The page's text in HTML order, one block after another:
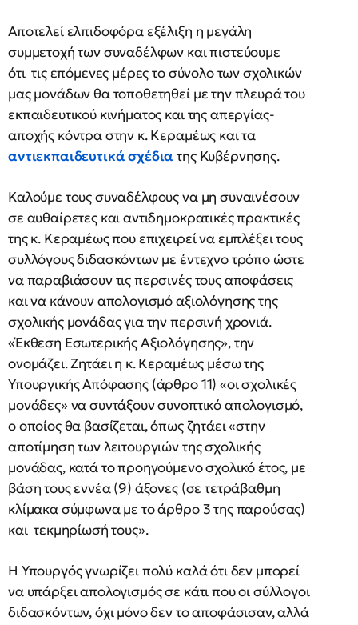
Αποτελεί ελπιδοφόρα εξέλιξη η μεγάλη
συμμετοχή των συναδέλφων και πιστεύουμε
ότι τις επόμενες μέρες το σύνολο των σχολικών
μας μονάδων θα τοποθετηθεί με την πλευρά του
εκπαιδευτικού κινήματος και της απεργίας-
αποχής κόντρα στην κ. Κεραμέως και τα
αντιεκπαιδευτικά σχέδια της Κυβέρνησης.
Καλούμε τους συναδέλφους να μη συναινέσουν
σε αυθαίρετες και αντιδημοκρατικές πρακτικές
της κ. Κεραμέως που επιχειρεί να εμπλέξει τους
συλλόγους διδασκόντων με έντεχνο τρόπο ώστε
να παραβιάσουν τις περσινές τους αποφάσεις
και να κάνουν απολογισμό αξιολόγησης της
σχολικής μονάδας για την περσινή χρονιά.
«Έκθεση Εσωτερικής Αξιολόγησης», την
ονομάζει. Ζητάει η κ. Κεραμέως μέσω της
Υπουργικής Απόφασης (άρθρο 11) «οι σχολικές
μονάδες» να συντάξουν συνοπτικό απολογισμό,
ο οποίος θα βασίζεται, όπως ζητάει «στην
αποτίμηση των λειτουργιών της σχολικής
μονάδας, κατά το προηγούμενο σχολικό έτος, με
βάση τους εννέα (9) άξονες (σε τετράβαθμη
κλίμακα σύμφωνα με το άρθρο 3 της παρούσας)
και τεκμηρίωσή τους».
Η Υπουργός γνωρίζει πολύ καλά ότι δεν μπορεί
να υπάρξει απολογισμός σε κάτι που οι σύλλογοι
διδασκόντων, όχι μόνο δεν το αποφάσισαν, αλλά